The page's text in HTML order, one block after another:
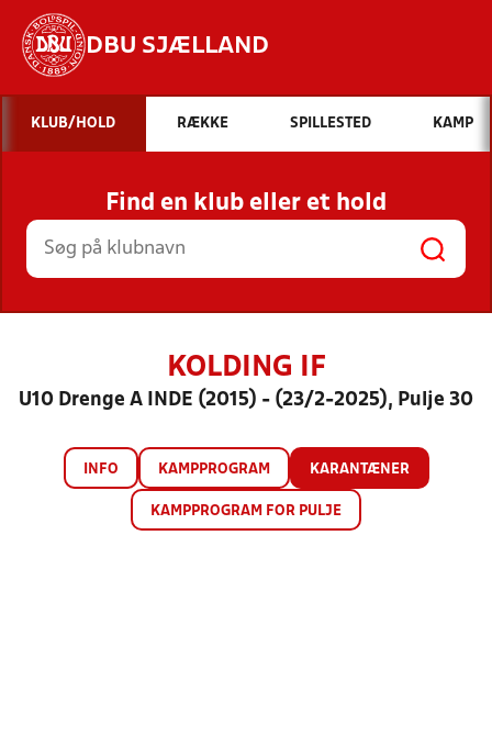
DBU SJÆLLAND
Hvad vil du søge efter?
INDHOLD OG NYHEDER
STILLINGER, RESULTATER, KLUBBER OG
HOLD
KLUB/HOLD RÆKKE SPILLESTED KAMP
Find en klub eller et hold
KOLDING IF
U10 Drenge A INDE (2015) - (23/2-2025), Pulje 30
INFO KAMPPROGRAM KARANTÆNER
KAMPPROGRAM FOR PULJE